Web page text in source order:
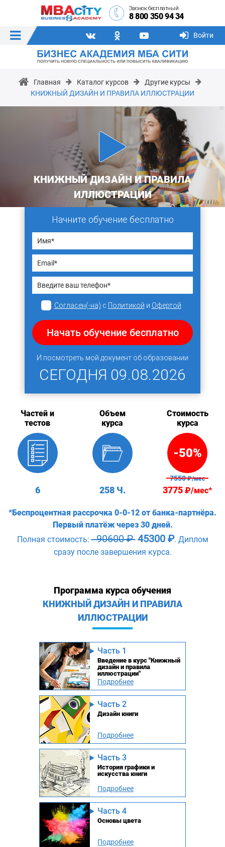
Звонок бесплатный
8 800 350 94 34
Войти
Главная Каталог курсов
Другие курсы
КНИЖНЫЙ ДИЗАЙН И ПРАВИЛА ИЛЛЮСТРАЦИИ
КНИЖНЫЙ ДИЗАЙН И ПРАВИЛА
ИЛЛЮСТРАЦИИ
Начните обучение бесплатно
Согласен(-на) с Политикой и Офертой
Начать обучение бесплатно
И посмотреть мой документ об образовании
СЕГОДНЯ 09.08.2026
Частей и
тестов
6
Объем
курса
258 Ч.
Стоимость
курса
-50%
7550₽/мес
3775₽/мес*
*Беспроцентная рассрочка 0-0-12 от банка-партнёра.
Первый платёж через 30 дней.
Полная стоимость:90600 ₽45300 ₽. Диплом
сразу после завершения курса.
Программа курса обучения
КНИЖНЫЙ ДИЗАЙН И ПРАВИЛА
ИЛЛЮСТРАЦИИ
Часть 1
Введение в курс "Книжный
дизайн и правила
иллюстрации"
Подробнее
Часть 2
Дизайн книги
Подробнее
Часть 3
История графики и
искусства книги
Подробнее
Часть 4
Основы цвета
Подробнее